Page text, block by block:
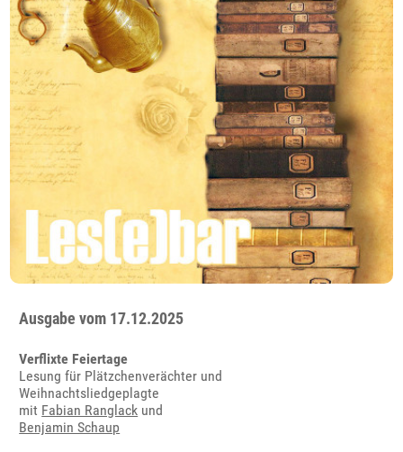
Ausgabe vom 17.12.2025
Verflixte Feiertage
Lesung für Plätzchenverächter und
Weihnachtsliedgeplagte
mit Fabian Ranglack und
Benjamin Schaup